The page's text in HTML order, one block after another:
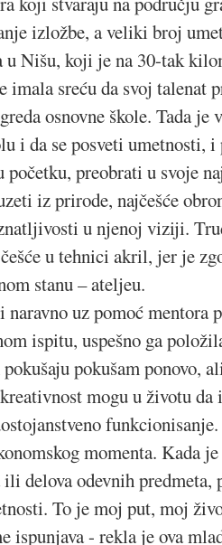
izložbe, a veliki broj
Nišu, koji je na 30-tak
imala sreću da svoj talenat
osnovne škole. Tada je
i da se posveti umetnosti,
preobrati u svoje
iz prirode, najčešće
u njenoj viziji.
češće u tehnici akril, jer je
stanu – ateljeu.
naravno uz pomoć mentora
ispitu, uspešno ga
pokušam ponovo,
mogu u životu
momenta. Kada
delova odevnih predmeta,
To je moj put, moj
ispunjava - rekla je ova